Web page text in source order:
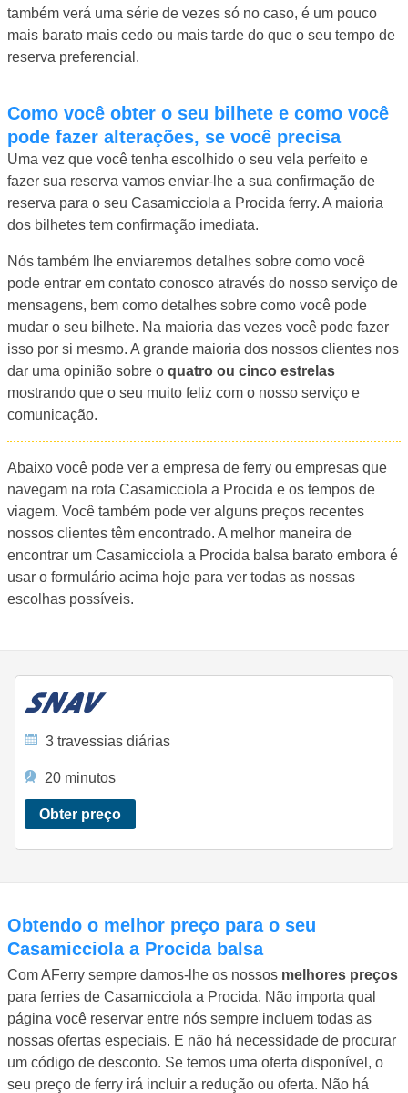
também verá uma série de vezes só no caso, é um pouco
mais barato mais cedo ou mais tarde do que o seu tempo de
reserva preferencial.
Como você obter o seu bilhete e como você
pode fazer alterações, se você precisa
Uma vez que você tenha escolhido o seu vela perfeito e
fazer sua reserva vamos enviar-lhe a sua confirmação de
reserva para o seu Casamicciola a Procida ferry. A maioria
dos bilhetes tem confirmação imediata.
Nós também lhe enviaremos detalhes sobre como você
pode entrar em contato conosco através do nosso serviço de
mensagens, bem como detalhes sobre como você pode
mudar o seu bilhete. Na maioria das vezes você pode fazer
isso por si mesmo. A grande maioria dos nossos clientes nos
dar uma opinião sobre o quatro ou cinco estrelas
mostrando que o seu muito feliz com o nosso serviço e
comunicação.
Abaixo você pode ver a empresa de ferry ou empresas que
navegam na rota Casamicciola a Procida e os tempos de
viagem. Você também pode ver alguns preços recentes
nossos clientes têm encontrado. A melhor maneira de
encontrar um Casamicciola a Procida balsa barato embora é
usar o formulário acima hoje para ver todas as nossas
escolhas possíveis.
3 travessias diárias
20 minutos
Obter preço
Obtendo o melhor preço para o seu
Casamicciola a Procida balsa
Com AFerry sempre damos-lhe os nossos melhores preços
para ferries de Casamicciola a Procida. Não importa qual
página você reservar entre nós sempre incluem todas as
nossas ofertas especiais. E não há necessidade de procurar
um código de desconto. Se temos uma oferta disponível, o
seu preço de ferry irá incluir a redução ou oferta. Não há